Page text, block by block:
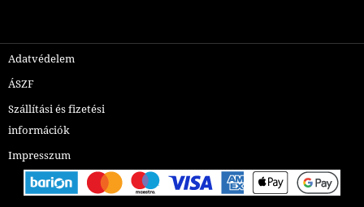
Adatvédelem
ÁSZF
Szállítási és fizetési
információk
Impresszum